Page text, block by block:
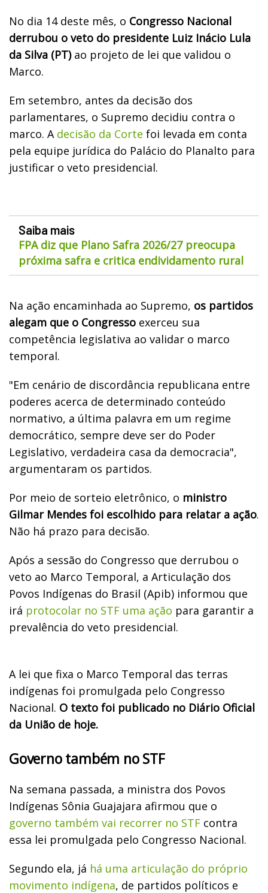
No dia 14 deste mês, o Congresso Nacional
derrubou o veto do presidente Luiz Inácio Lula
da Silva (PT)ao projeto de lei que validou o
Marco.
Em setembro, antes da decisão dos
parlamentares, o Supremo decidiu contra o
marco. A decisão da Corte foi levada em conta
pela equipe jurídica do Palácio do Planalto para
justificar o veto presidencial.
Saiba mais
FPA diz que Plano Safra 2026/27 preocupa
próxima safra e critica endividamento rural
Na ação encaminhada ao Supremo, os partidos
alegam que o Congresso exerceu sua
competência legislativa ao validar o marco
temporal.
"Em cenário de discordância republicana entre
poderes acerca de determinado conteúdo
normativo, a última palavra em um regime
democrático, sempre deve ser do Poder
Legislativo, verdadeira casa da democracia",
argumentaram os partidos.
Por meio de sorteio eletrônico, o ministro
Gilmar Mendes foi escolhido para relatar a ação.
Não há prazo para decisão.
Após a sessão do Congresso que derrubou o
veto ao Marco Temporal, a Articulação dos
Povos Indígenas do Brasil (Apib) informou que
irá protocolar no STF uma ação para garantir a
prevalência do veto presidencial.
A lei que fixa o Marco Temporal das terras
indígenas foi promulgada pelo Congresso
Nacional. O texto foi publicado no Diário Oficial
da União de hoje.
Governo também no STF
Na semana passada, a ministra dos Povos
Indígenas Sônia Guajajara afirmou que o
governo também vai recorrer no STF contra
essa lei promulgada pelo Congresso Nacional.
Segundo ela, já há uma articulação do próprio
movimento indígena, de partidos políticos e